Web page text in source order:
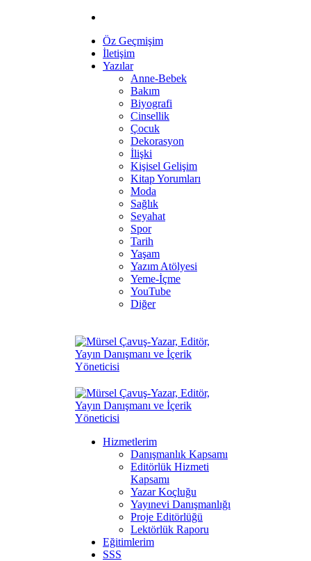
Öz Geçmişim
İletişim
Yazılar
Anne-Bebek
Bakım
Biyografi
Cinsellik
Çocuk
Dekorasyon
İlişki
Kişisel Gelişim
Kitap Yorumları
Moda
Sağlık
Seyahat
Spor
Tarih
Yaşam
Yazım Atölyesi
Yeme-İçme
YouTube
Diğer
Hizmetlerim
Danışmanlık Kapsamı
Editörlük Hizmeti
Kapsamı
Yazar Koçluğu
Yayınevi Danışmanlığı
Proje Editörlüğü
Lektörlük Raporu
Eğitimlerim
SSS